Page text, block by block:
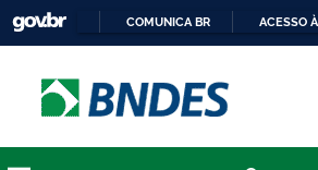
COMUNICA BR ACESSO